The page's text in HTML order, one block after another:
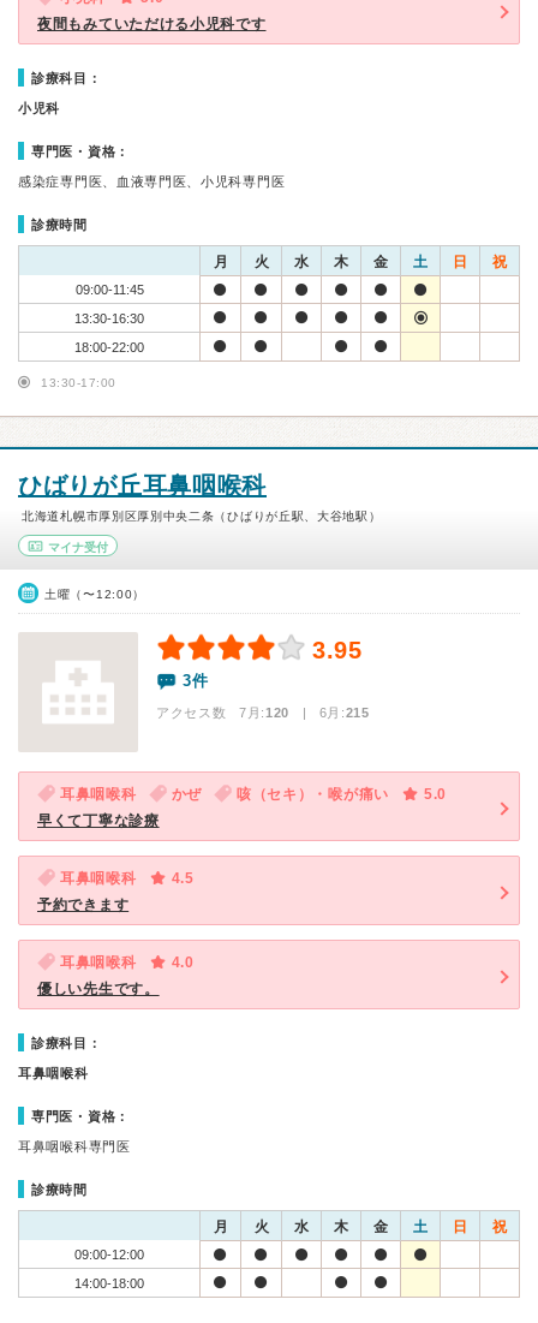
夜間もみていただける小児科です
診療科目：
小児科
専門医・資格：
感染症専門医、血液専門医、小児科専門医
診療時間
月 火 水 木 金 土 日 祝
09:00-11:45
13:30-16:30
18:00-22:00
13:30-17:00
ひばりが丘耳鼻咽喉科
北海道札幌市厚別区厚別中央二条（ひばりが丘駅、大谷地駅）
マイナ受付
土曜（〜12:00）
3.95
3件
アクセス数 7月:120 | 6月:215
耳鼻咽喉科 かぜ 咳（セキ）・喉が痛い
5.0
早くて丁寧な診療
耳鼻咽喉科
4.5
予約できます
耳鼻咽喉科
4.0
優しい先生です。
診療科目：
耳鼻咽喉科
専門医・資格：
耳鼻咽喉科専門医
診療時間
月 火 水 木 金 土 日 祝
09:00-12:00
14:00-18:00